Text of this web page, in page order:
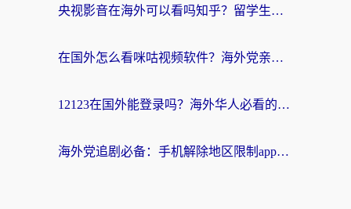
央视影音在海外可以看吗知乎？留学生亲测：3步解决地域限制+追剧自由
在国外怎么看咪咕视频软件？海外党亲测有效的回国加速方案
12123在国外能登录吗？海外华人必看的回国加速实用指南
海外党追剧必备：手机解除地区限制app怎么选？解决央视视频&国内剧地区限制全指南